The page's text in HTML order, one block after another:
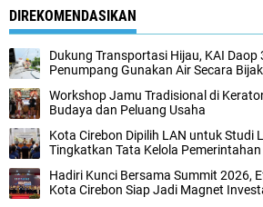
DIREKOMENDASIKAN
Dukung Transportasi Hijau, KAI Daop
Penumpang Gunakan Air Secara Bijak
Workshop Jamu Tradisional di
Budaya dan Peluang Usaha
Kota Cirebon Dipilih LAN untuk Studi
Tingkatkan Tata Kelola Pemerintahan
Hadiri Kunci Bersama Summit 2026,
Kota Cirebon Siap Jadi Magnet